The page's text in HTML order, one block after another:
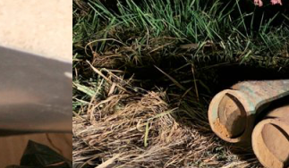
Espriella